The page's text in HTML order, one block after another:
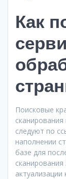
Как
Поисковые
следуют по
наполнении
базе для
актуализации